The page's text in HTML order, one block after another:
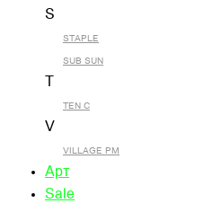
S
STAPLE
SUB SUN
TEN C
V
VILLAGE PM
Арт
Sale